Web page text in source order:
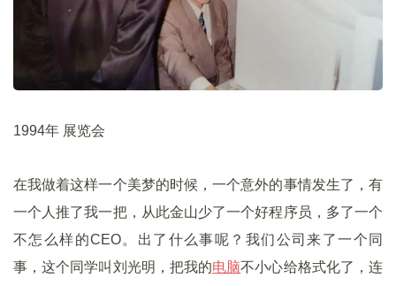
1994年 展览会
在我做着这样一个美梦的时候，一个意外的事情发生了，有
一个人推了我一把，从此金山少了一个好程序员，多了一个
不怎么样的CEO。出了什么事呢？我们公司来了一个同
事，这个同学叫刘光明，把我的电脑不小心给格式化了，连